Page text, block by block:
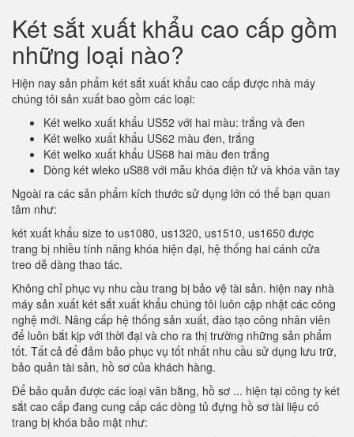
Két sắt xuất khẩu cao cấp gồm
những loại nào?
Hiện nay sản phẩm két sắt xuất khẩu cao cấp được nhà máy
chúng tôi sản xuất bao gồm các loại:
Két welko xuất khẩu US52 với hai màu: trắng và đen
Két welko xuất khẩu US62 màu đen, trắng
Két welko xuất khẩu US68 hai màu đen trắng
Dòng két wleko uS88 với mẫu khóa điện tử và khóa vân tay
Ngoài ra các sản phẩm kích thước sử dụng lớn có thể bạn quan
tâm như:
két xuất khẩu size to us1080, us1320, us1510, us1650 được
trang bị nhiều tính năng khóa hiện đại, hệ thống hai cánh cửa
treo dễ dàng thao tác.
Không chỉ phục vụ nhu cầu trang bị bảo vệ tài sản. hiện nay nhà
máy sản xuất két sắt xuất khẩu chúng tôi luôn cập nhật các công
nghệ mới. Nâng cấp hệ thống sản xuất, đào tạo công nhân viên
để luôn bắt kịp với thời đại và cho ra thị trường những sản phẩm
tốt. Tất cả để đảm bảo phục vụ tốt nhất nhu cầu sử dụng lưu trữ,
bảo quản tài sản, hồ sơ của khách hàng.
Để bảo quản được các loại văn bằng, hồ sơ ... hiện tại công ty két
sắt cao cấp đang cung cấp các dòng tủ đựng hồ sơ tài liệu có
trang bị khóa bảo mật như: